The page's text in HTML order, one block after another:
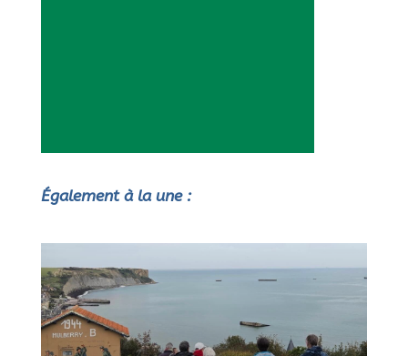
Également à la une :